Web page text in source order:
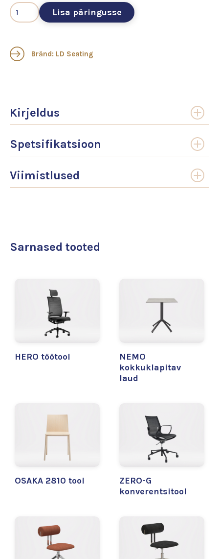
Lisa päringusse
Bränd: LD Seating
Kirjeldus
Spetsifikatsioon
Viimistlused
Sarnased tooted
HERO töötool
NEMO
kokkuklapitav
laud
OSAKA 2810 tool
ZERO-G
konverentsitool